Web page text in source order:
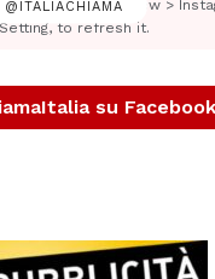
@ITALIACHIAMA
: Social, Like & View >
to refresh it.
su Facebook